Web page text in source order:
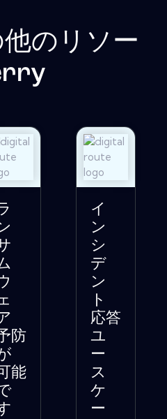
のリソー
防
能
イ
ン
シ
デ
ン
ト
応答
ユ
ー
ス
ケ
ー